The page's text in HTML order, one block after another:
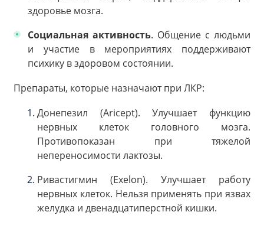
здоровье мозга.
Социальная активность. Общение с людьми
и участие в мероприятиях поддерживают
психику в здоровом состоянии.
Препараты, которые назначают при ЛКР:
Донепезил (Aricept). Улучшает функцию
нервных клеток головного мозга.
Противопоказан при тяжелой
непереносимости лактозы.
Ривастигмин (Exelon). Улучшает работу
нервных клеток. Нельзя применять при язвах
желудка и двенадцатиперстной кишки.